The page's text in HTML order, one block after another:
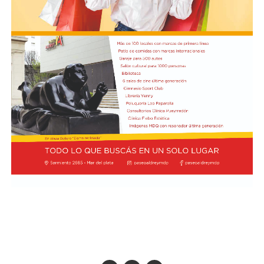
pedido.
En los fundamentos de la resolución se señala que la
complejidad y trascendencia de la solicitud hacen
necesario un estudio integral de la documentación
presentada, especialmente por tratarse de una
modificación vinculada a la composición societaria de la
empresa que obtuvo la concesión.
La novedad se conoce mientras la concesión del Minella
continúa envuelta en una delicadísima situación
jurídica. El proceso mediante el cual Minella Stadium
resultó adjudicataria es objeto de una investigación que